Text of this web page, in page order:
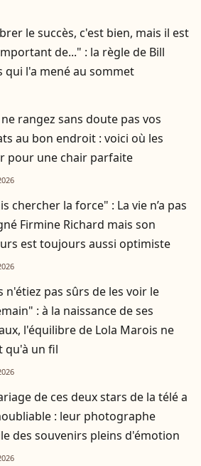
le succès, c'est bien, mais il est
de..." : la règle de Bill
qui l'a mené au sommet
rangez sans doute pas vos
au bon endroit : voici où les
pour une chair parfaite
chercher la force" : La vie n’a pas
Firmine Richard mais son
est toujours aussi optimiste
n'étiez pas sûrs de les voir le
: à la naissance de ses
l'équilibre de Lola Marois ne
qu'à un fil
de ces deux stars de la télé a
: leur photographe
des souvenirs pleins d'émotion